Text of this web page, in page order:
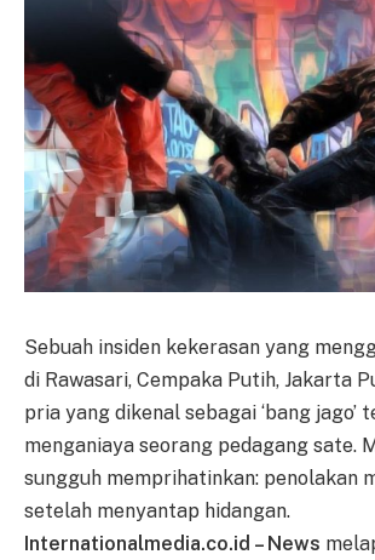
Sebuah insiden kekerasan yang
di Rawasari, Cempaka Putih, Jakarta
pria yang dikenal sebagai ‘bang jago’
menganiaya seorang pedagang sate.
sungguh memprihatinkan: penolakan
setelah menyantap hidangan.
Internationalmedia.co.id – News